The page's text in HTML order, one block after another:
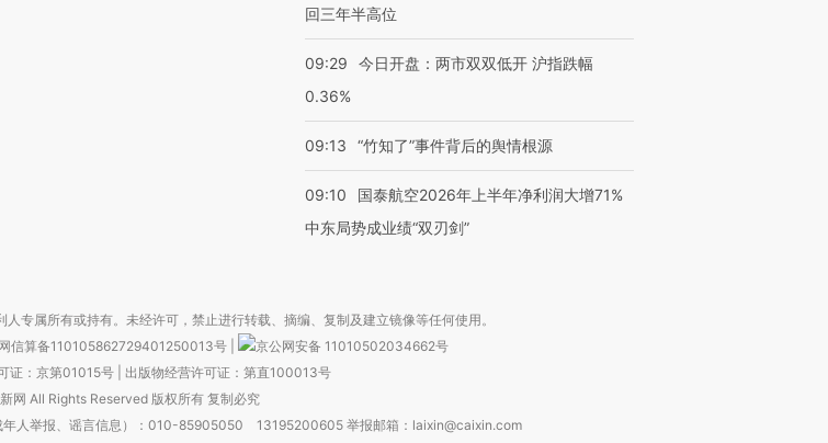
回三年半高位
09:29
今日开盘：两市双双低开 沪指跌幅
0.36%
09:13 “竹知了”事件背后的舆情根源
09:10
国泰航空2026年上半年净利润大增71%
中东局势成业绩“双刃剑”
专属所有或持有。未经许可，禁止进行转载、摘编、复制及建立镜像等任何使用。
网信算备110105862729401250013号
京公网安备 11010502034662号
证：京第01015号| 出版物经营许可证：第直100013号
网 All Rights Reserved 版权所有 复制必究
年人举报、谣言信息）：010-85905050 13195200605 举报邮箱：laixin@caixin.com